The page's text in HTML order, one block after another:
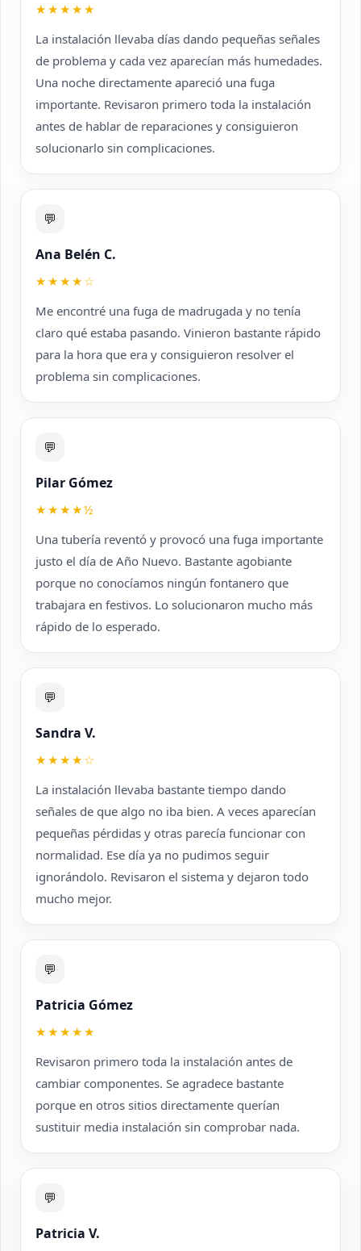
★★★★★
La instalación llevaba días dando pequeñas señales
de problema y cada vez aparecían más humedades.
Una noche directamente apareció una fuga
importante. Revisaron primero toda la instalación
antes de hablar de reparaciones y consiguieron
solucionarlo sin complicaciones.
💬
Ana Belén C.
★★★★☆
Me encontré una fuga de madrugada y no tenía
claro qué estaba pasando. Vinieron bastante rápido
para la hora que era y consiguieron resolver el
problema sin complicaciones.
💬
Pilar Gómez
★★★★½
Una tubería reventó y provocó una fuga importante
justo el día de Año Nuevo. Bastante agobiante
porque no conocíamos ningún fontanero que
trabajara en festivos. Lo solucionaron mucho más
rápido de lo esperado.
💬
Sandra V.
★★★★☆
La instalación llevaba bastante tiempo dando
señales de que algo no iba bien. A veces aparecían
pequeñas pérdidas y otras parecía funcionar con
normalidad. Ese día ya no pudimos seguir
ignorándolo. Revisaron el sistema y dejaron todo
mucho mejor.
💬
Patricia Gómez
★★★★★
Revisaron primero toda la instalación antes de
cambiar componentes. Se agradece bastante
porque en otros sitios directamente querían
sustituir media instalación sin comprobar nada.
💬
Patricia V.